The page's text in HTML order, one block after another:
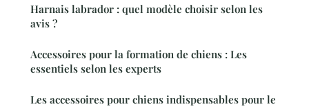
Harnais labrador : quel modèle choisir selon les
avis ?
Accessoires pour la formation de chiens : Les
essentiels selon les experts
Les accessoires pour chiens indispensables pour le